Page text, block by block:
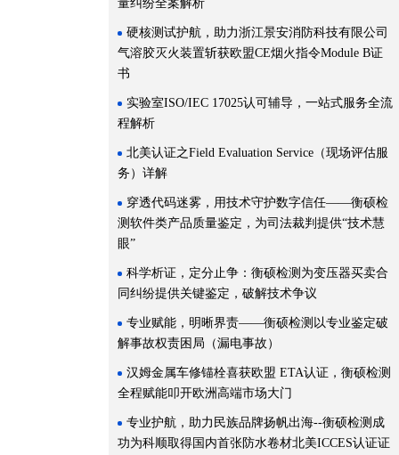
量纠纷全案解析
硬核测试护航，助力浙江景安消防科技有限公司
气溶胶灭火装置斩获欧盟CE烟火指令Module B证
书
实验室ISO/IEC 17025认可辅导，一站式服务全流
程解析
北美认证之Field Evaluation Service（现场评估服
务）详解
穿透代码迷雾，用技术守护数字信任——衡硕检
测软件类产品质量鉴定，为司法裁判提供“技术慧
眼”
科学析证，定分止争：衡硕检测为变压器买卖合
同纠纷提供关键鉴定，破解技术争议
专业赋能，明晰界责——衡硕检测以专业鉴定破
解事故权责困局（漏电事故）
汉姆金属车修锚栓喜获欧盟 ETA认证，衡硕检测
全程赋能叩开欧洲高端市场大门
专业护航，助力民族品牌扬帆出海--衡硕检测成
功为科顺取得国内首张防水卷材北美ICCES认证证